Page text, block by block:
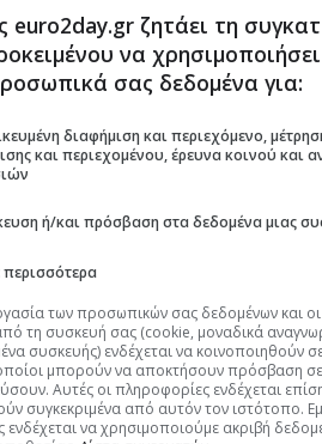
Κόλπο, όμως αν αναλογιστεί
δεν κατάφερε να καταγράψει νέα
του πολέμου, ενώ αρκετές
σε ιστορικά υψηλά, γίνεται
δημιουργήθηκε μία ευκαιρία
ψυχραιμία.
από μία αγορά που δείχνει
αυξημένους όγκους
να δούμε και άλλες εταιρείες να
μέσω της αγοράς.
ότι θα ακολουθήσουν νέα
της Εθνικής και της Allianz.
κλάδο,η ενέργεια και οι
έντονο επενδυτικό
ισχυρές προοπτικές
euro2day.gr ζητάει τη
να
σας δεδομένα για:
διαφήμιση και περιεχόμενο,
και περιεχομένου, έρευνα κοινού και
ή/και πρόσβαση στα δεδομένα μιας
των προσωπικών σας δεδομένων και οι
τη συσκευή σας (cookie, μοναδικά
συσκευής) ενδέχεται να κοινοποιηθούν
μπορούν να αποκτήσουν πρόσβαση
Αυτές οι πληροφορίες ενδέχεται
συγκεκριμένα από αυτόν τον ιστότοπο.
ενδέχεται να χρησιμοποιούμε ακριβή